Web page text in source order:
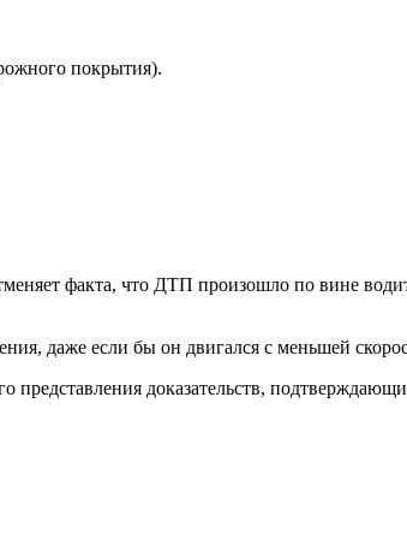
покрытия).
факта, что ДТП произошло по вине
даже если бы он двигался с меньшей
доказательств,